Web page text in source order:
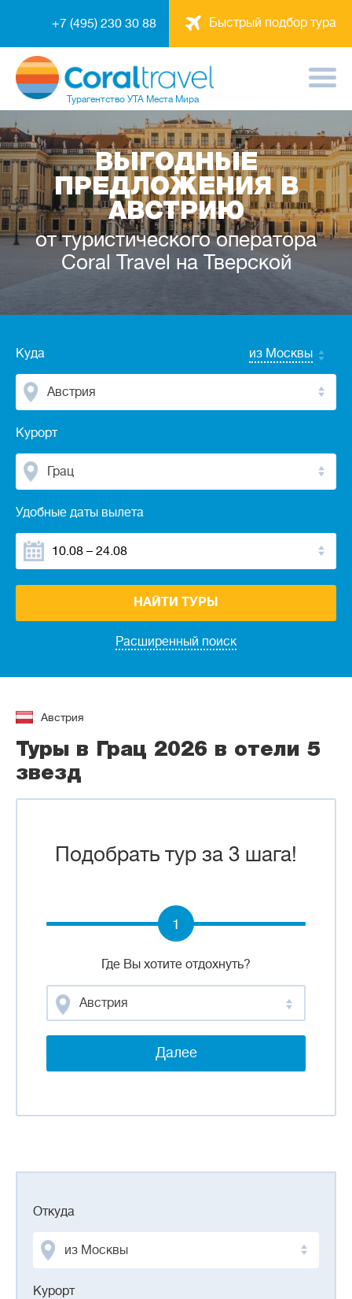
Быстрый подбор тура
+7 (495) 230 30 88
Турагентство УТА Места Мира
ВЫГОДНЫЕ
ПРЕДЛОЖЕНИЯ В
АВСТРИЮ
от туристического оператора
Coral Travel на Тверской
Куда из Москвы
Австрия
Курорт
Грац
Удобные даты вылета
Расширенный поиск
НАЙТИ ТУРЫ
Австрия
Туры в Грац 2026 в отели 5
звезд
Подобрать тур за 3 шага!
Где Вы хотите отдохнуть?
Австрия
Далее
1
Откуда
из Москвы
Курорт